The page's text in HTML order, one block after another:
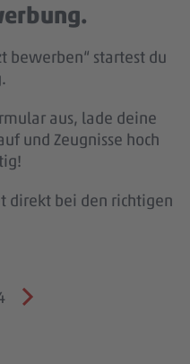
bewerben“ startest du
aus, lade deine
und Zeugnisse hoch
direkt bei den richtigen